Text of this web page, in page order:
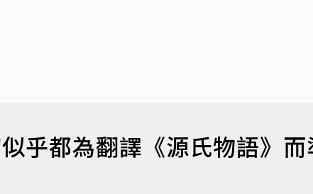
乎都為翻譯《源氏物語》